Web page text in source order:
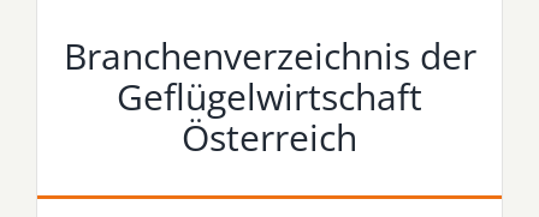
Branchenverzeichnis der
Geflügelwirtschaft
Österreich